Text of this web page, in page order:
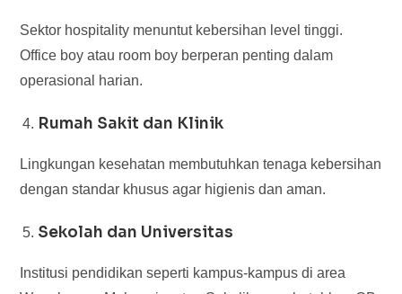
Sektor hospitality menuntut kebersihan level tinggi.
Office boy atau room boy berperan penting dalam
operasional harian.
Rumah Sakit dan Klinik
Lingkungan kesehatan membutuhkan tenaga kebersihan
dengan standar khusus agar higienis dan aman.
Sekolah dan Universitas
Institusi pendidikan seperti kampus-kampus di area